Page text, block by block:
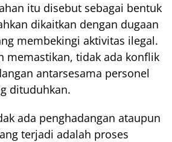
itu disebut sebagai bentuk
dikaitkan dengan dugaan
membekingi aktivitas ilegal.
memastikan, tidak ada konflik
antarsesama personel
dituduhkan.
ada penghadangan ataupun
terjadi adalah proses